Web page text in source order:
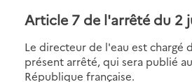
Article 7 de l'arrêté du 2
Le directeur de l'eau est chargé
présent arrêté, qui sera publié
République française.